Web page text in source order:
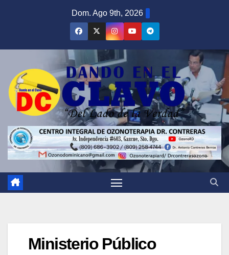
Dom. Ago 9th, 2026
Ministerio Público